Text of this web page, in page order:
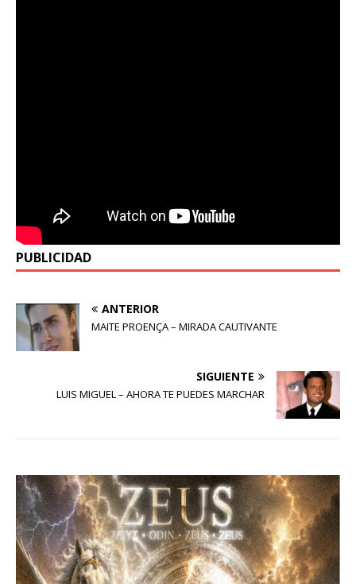
PUBLICIDAD
ANTERIOR
MAITE PROENÇA – MIRADA CAUTIVANTE
SIGUIENTE
LUIS MIGUEL – AHORA TE PUEDES MARCHAR